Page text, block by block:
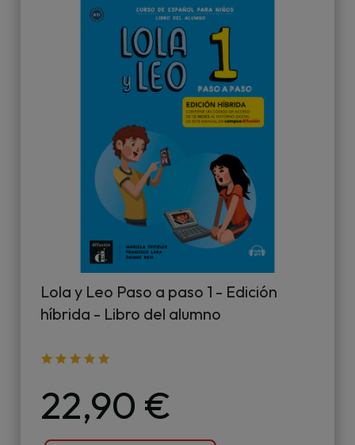
Lola y Leo Paso a paso 1 - Edición
híbrida - Libro del alumno
22,90 €